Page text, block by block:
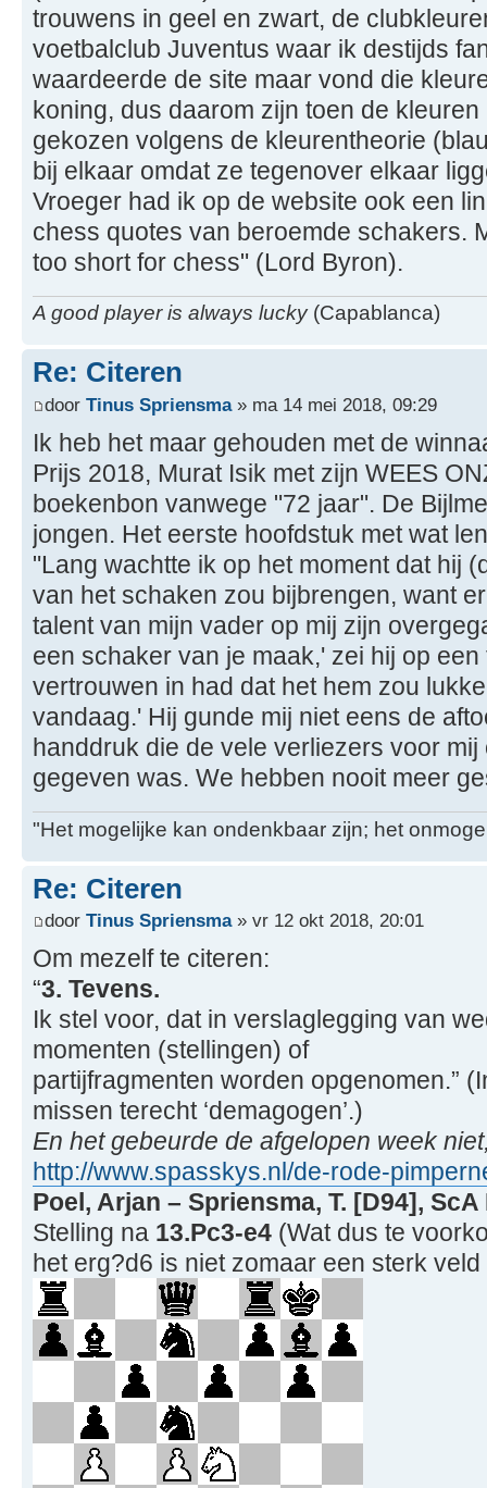
trouwens in geel en zwart, de
voetbalclub Juventus waar ik destijds
waardeerde de site maar vond die
koning, dus daarom zijn toen de
gekozen volgens de kleurentheorie
bij elkaar omdat ze tegenover elkaar
Vroeger had ik op de website ook een
chess quotes van beroemde schakers.
too short for chess" (Lord Byron).
A good player is always lucky(Capablanca)
Re: Citeren
door Tinus Spriensma» ma 14 mei 2018, 09:29
Ik heb het maar gehouden met de
Prijs 2018, Murat Isik met zijn WEES
boekenbon vanwege "72 jaar". De
jongen. Het eerste hoofdstuk met wat
"Lang wachtte ik op het moment dat hij
van het schaken zou bijbrengen, want
talent van mijn vader op mij zijn
een schaker van je maak,' zei hij op
vertrouwen in had dat het hem zou
vandaag.' Hij gunde mij niet eens de
handdruk die de vele verliezers voor
gegeven was. We hebben nooit meer
"Het mogelijke kan ondenkbaar zijn; het
Re: Citeren
door Tinus Spriensma» vr 12 okt 2018, 20:01
Om mezelf te citeren:
“3. Tevens.
Ik stel voor, dat in verslaglegging van
momenten (stellingen) of
partijfragmenten worden opgenomen.”
missen terecht ‘demagogen’.)
En het gebeurde de afgelopen week
http://www.spasskys.nl/de-rode-
Poel, Arjan – Spriensma, T. [D94],
Stelling na 13.Pc3-e4 (Wat dus te
het erg?d6 is niet zomaar een sterk